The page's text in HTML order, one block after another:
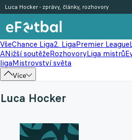
VšeChance Liga2. LigaPremier League
ANižší soutěžeRozhovoryLiga mistrů
ligaMistrovství světa
Více
Luca Hocker - zprávy, články, rozhovory
Luca Hocker